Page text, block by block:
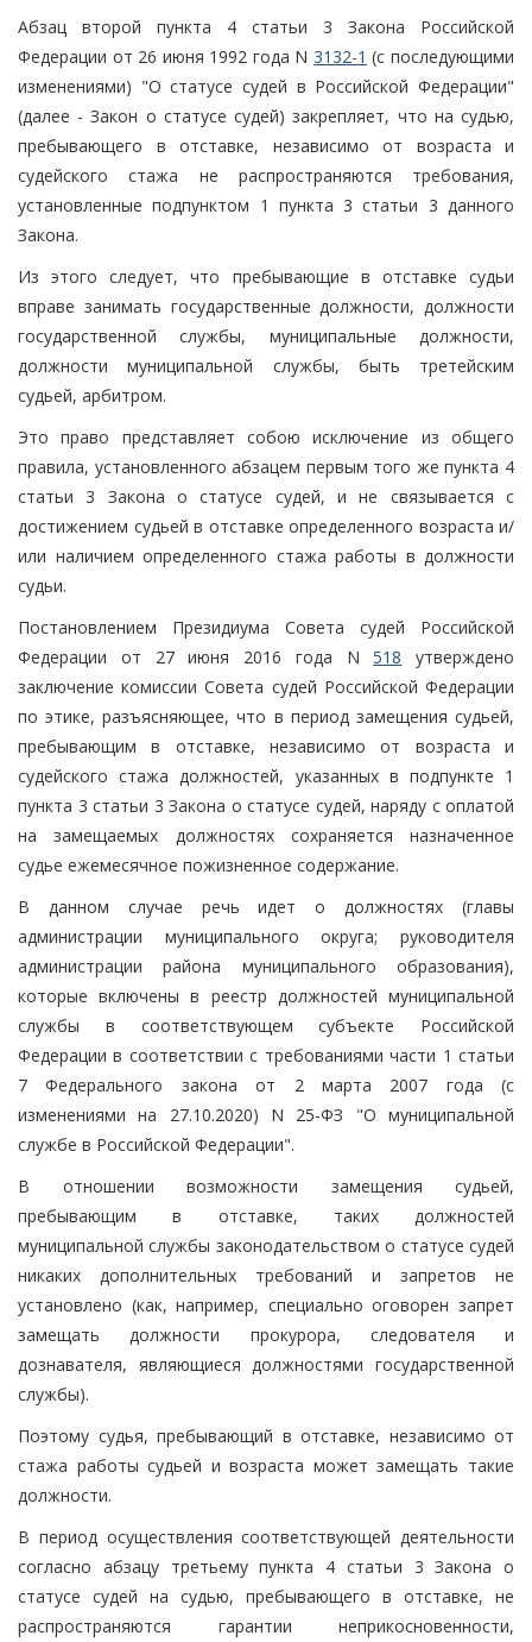
Абзац второй пункта 4 статьи 3 Закона Российской
Федерации от 26 июня 1992 года N 3132-1 (с последующими
изменениями) "О статусе судей в Российской Федерации"
(далее - Закон о статусе судей) закрепляет, что на судью,
пребывающего в отставке, независимо от возраста и
судейского стажа не распространяются требования,
установленные подпунктом 1 пункта 3 статьи 3 данного
Закона.
Из этого следует, что пребывающие в отставке судьи
вправе занимать государственные должности, должности
государственной службы, муниципальные должности,
должности муниципальной службы, быть третейским
судьей, арбитром.
Это право представляет собою исключение из общего
правила, установленного абзацем первым того же пункта 4
статьи 3 Закона о статусе судей, и не связывается с
достижением судьей в отставке определенного возраста и/
или наличием определенного стажа работы в должности
судьи.
Постановлением Президиума Совета судей Российской
Федерации от 27 июня 2016 года N518 утверждено
заключение комиссии Совета судей Российской Федерации
по этике, разъясняющее, что в период замещения судьей,
пребывающим в отставке, независимо от возраста и
судейского стажа должностей, указанных в подпункте 1
пункта 3 статьи 3 Закона о статусе судей, наряду с оплатой
на замещаемых должностях сохраняется назначенное
судье ежемесячное пожизненное содержание.
В данном случае речь идет о должностях (главы
администрации муниципального округа; руководителя
администрации района муниципального образования),
которые включены в реестр должностей муниципальной
службы в соответствующем субъекте Российской
Федерации в соответствии с требованиями части 1 статьи
7 Федерального закона от 2 марта 2007 года (с
изменениями на 27.10.2020) N 25-ФЗ "О муниципальной
службе в Российской Федерации".
В отношении возможности замещения судьей,
пребывающим в отставке, таких должностей
муниципальной службы законодательством о статусе судей
никаких дополнительных требований и запретов не
установлено (как, например, специально оговорен запрет
замещать должности прокурора, следователя и
дознавателя, являющиеся должностями государственной
службы).
Поэтому судья, пребывающий в отставке, независимо от
стажа работы судьей и возраста может замещать такие
должности.
В период осуществления соответствующей деятельности
согласно абзацу третьему пункта 4 статьи 3 Закона о
статусе судей на судью, пребывающего в отставке, не
распространяются гарантии неприкосновенности,